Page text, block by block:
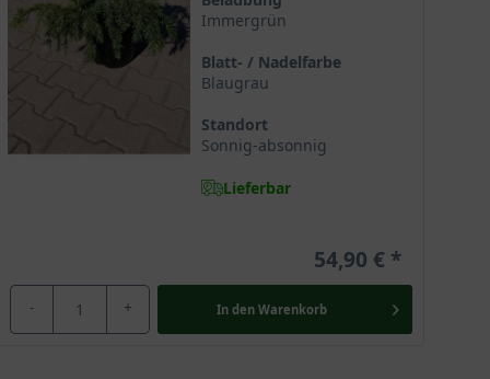
Immergrün
Blatt- / Nadelfarbe
Blaugrau
Standort
Sonnig-absonnig
Lieferbar
54,90 €
- + In den Warenkorb